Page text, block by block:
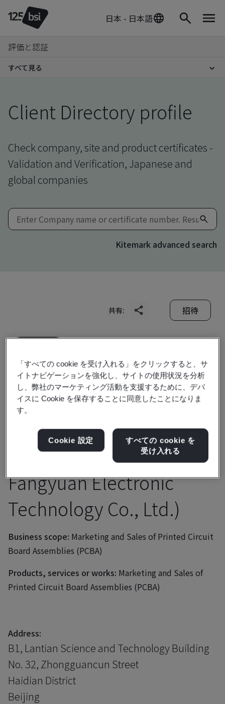
日本 - 日本語
評価と認証
すべて見る
Client Directory profile
Check company, site and product certificates -
Validation and Verification, Japanese and
global companies
Kitemark advanced search
共有: 招待
Sanhe KunFang
Electronic Technology
Co., Ltd. (Beijing Kunbo
Fangyuan Electronic
Technology Co., Ltd.)
Business scope: Marketing and Sales of Printed Circuit
Board Assemblies (PCBA)
Products, services or works: Marketing and Sales of
Printed Circuit Board Assemblies (PCBA)
Address:
B1, Lantian Science and Technology Building
No. 32, Zhongguancun Street
Haidian District
Beijing
「すべての cookie を受け入れる」をクリックすると、サ
イトナビゲーションを強化し、サイトの使用状況を分析
し、弊社のマーケティング活動を支援するために、デバ
イスに Cookie を保存することに同意したことになりま
す。
Cookie 設定
すべての cookie を
受け入れる